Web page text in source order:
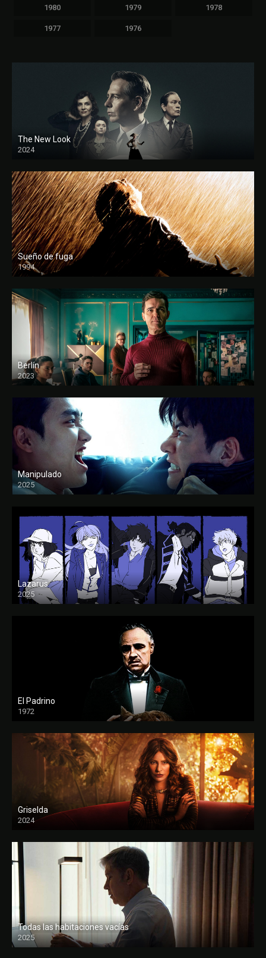
1980 1979 1978
1977 1976
The New Look
2024
Sueño de fuga
1994
FULL HD
Berlín
2023
Manipulado
2025
Lazarus
2025
El Padrino
1972
FULL HD
Griselda
2024
Todas las habitaciones vacías
2025
FULL HD